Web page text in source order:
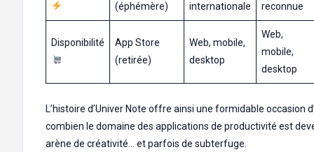
(éphémère)
internationale
reconnue
Disponibilité
App Store
(retirée)
Web, mobile,
desktop
Web,
mobile,
desktop
L’histoire d’Univer Note offre ainsi une formidable occasion
combien le domaine des applications de productivité est
arène de créativité… et parfois de subterfuge.